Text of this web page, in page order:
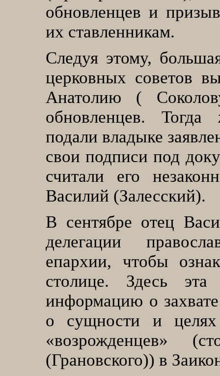
обновленцев и
их ставленникам.
Следуя этому,
церковных советов
Анатолию (
обновленцев.
подали владыке
свои подписи под
считали его
Василий (Залесский).
В сентябре отец
делегации
епархии, чтобы
столице. Здесь эта
информацию о
о сущности и
«возрожденцев»
(Грановского)) в